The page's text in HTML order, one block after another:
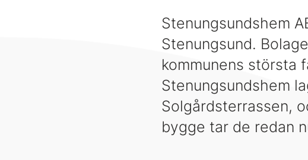
Stenungsundshem
Stenungsund.
kommunens största
Stenungsundshem
Solgårdsterrassen,
bygge tar de redan